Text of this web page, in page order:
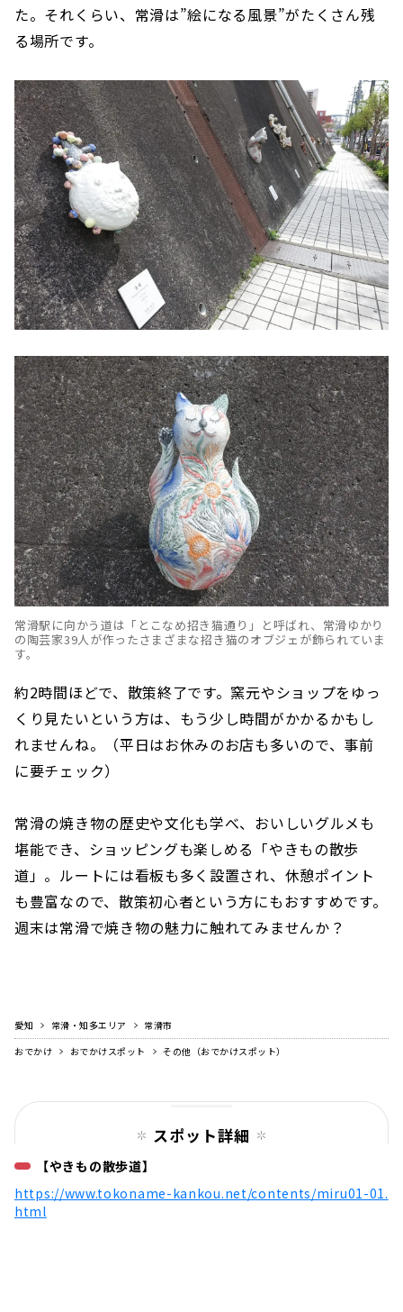
た。それくらい、常滑は”絵になる風景”がたくさん残
る場所です。
常滑駅に向かう道は「とこなめ招き猫通り」と呼ばれ、常滑ゆかり
の陶芸家39人が作ったさまざまな招き猫のオブジェが飾られていま
す。
約2時間ほどで、散策終了です。窯元やショップをゆっ
くり見たいという方は、もう少し時間がかかるかもし
れませんね。（平日はお休みのお店も多いので、事前
に要チェック）
常滑の焼き物の歴史や文化も学べ、おいしいグルメも
堪能でき、ショッピングも楽しめる「やきもの散歩
道」。ルートには看板も多く設置され、休憩ポイント
も豊富なので、散策初心者という方にもおすすめです。
週末は常滑で焼き物の魅力に触れてみませんか？
愛知 常滑・知多エリア
常滑市
おでかけ
おでかけスポット その他（おでかけスポット）
スポット詳細
【やきもの散歩道】
https://www.tokoname-kankou.net/contents/miru01-01.
html